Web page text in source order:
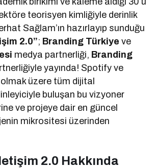
teorisyen kimliğiyle derinlik
Sağlam’ın hazırlayıp sunduğu
2.0”; Branding Türkiyeve
medya partnerliği, Branding
yayında! Spotify ve
üzere tüm dijital
buluşan bu vizyoner
ve projeye dair en güncel
mikrositesi üzerinden
2.0 Hakkında